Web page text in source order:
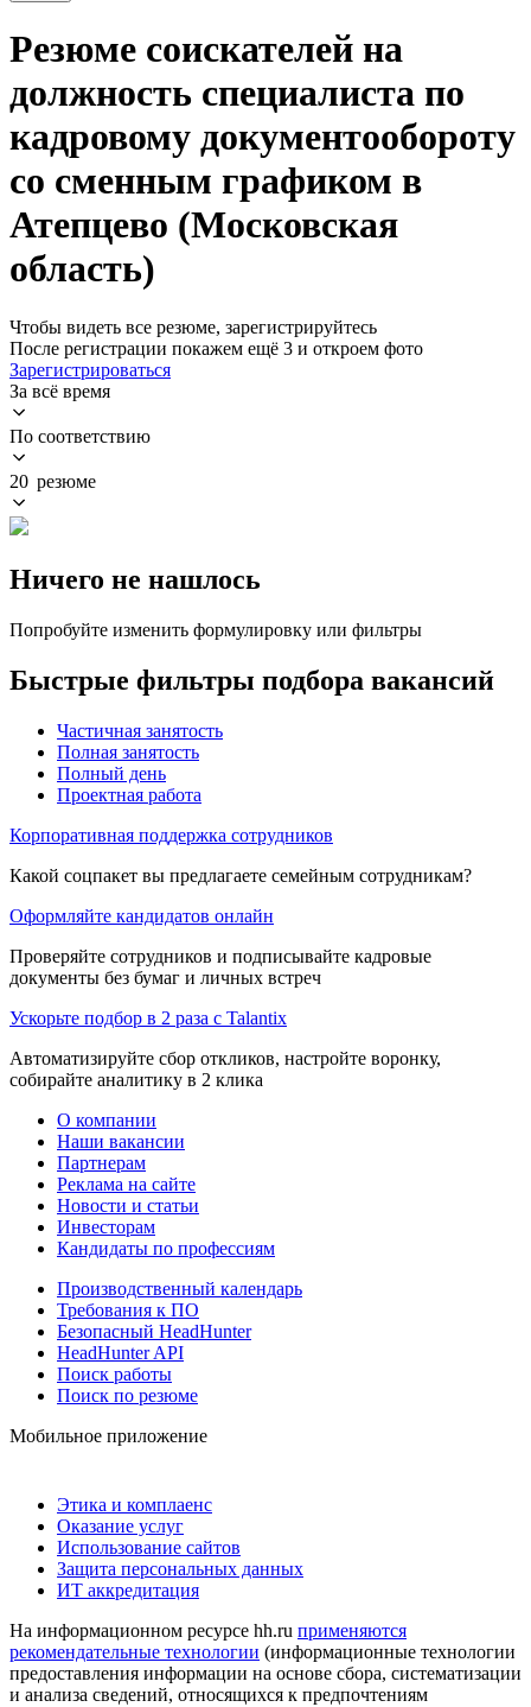
Резюме соискателей на
должность специалиста по
кадровому документообороту
со сменным графиком в
Атепцево (Московская
область)
Чтобы видеть все резюме, зарегистрируйтесь
После регистрации покажем ещё 3 и откроем фото
Зарегистрироваться
За всё время
По соответствию
20 резюме
Ничего не нашлось
Попробуйте изменить формулировку или фильтры
Быстрые фильтры подбора вакансий
Частичная занятость
Полная занятость
Полный день
Проектная работа
Корпоративная поддержка сотрудников
Какой соцпакет вы предлагаете семейным сотрудникам?
Оформляйте кандидатов онлайн
Проверяйте сотрудников и подписывайте кадровые
документы без бумаг и личных встреч
Ускорьте подбор в 2 раза с Talantix
Автоматизируйте сбор откликов, настройте воронку,
собирайте аналитику в 2 клика
О компании
Наши вакансии
Партнерам
Реклама на сайте
Новости и статьи
Инвесторам
Кандидаты по профессиям
Производственный календарь
Требования к ПО
Безопасный HeadHunter
HeadHunter API
Поиск работы
Поиск по резюме
Мобильное приложение
Этика и комплаенс
Оказание услуг
Использование сайтов
Защита персональных данных
ИТ аккредитация
На информационном ресурсе hh.ru применяются
рекомендательные технологии (информационные технологии
предоставления информации на основе сбора, систематизации
и анализа сведений, относящихся к предпочтениям